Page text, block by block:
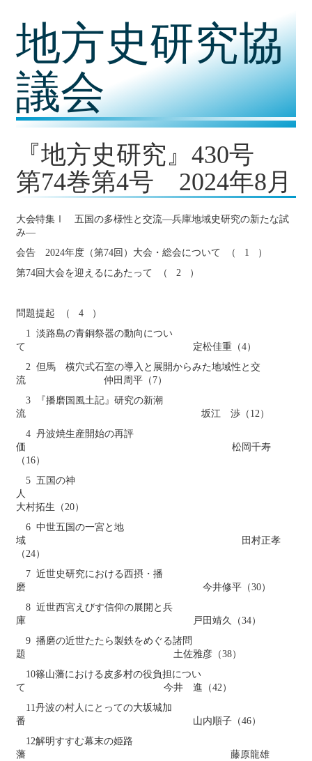
地方史研究協
議会
『地方史研究』430号
第74巻第4号 2024年8月
大会特集Ⅰ 五国の多様性と交流―兵庫地域史研究の新たな試
み―
会告 2024年度（第74回）大会・総会について （ 1 ）
第74回大会を迎えるにあたって （ 2 ）
問題提起 （ 4 ）
1 淡路島の青銅祭器の動向につい
て 定松佳重（4）
2 但馬 横穴式石室の導入と展開からみた地域性と交
流 仲田周平（7）
3 『播磨国風土記』研究の新潮
流 坂江 渉（12）
4 丹波焼生産開始の再評
価 松岡千寿
（16）
5 五国の神
人
大村拓生（20）
6 中世五国の一宮と地
域 田村正孝
（24）
7 近世史研究における西摂・播
磨 今井修平（30）
8 近世西宮えびす信仰の展開と兵
庫 戸田靖久（34）
9 播磨の近世たたら製鉄をめぐる諸問
題 土佐雅彦（38）
10篠山藩における皮多村の役負担につい
て 今井 進（42）
11丹波の村人にとっての大坂城加
番 山内順子（46）
12解明すすむ幕末の姫路
藩 藤原龍雄